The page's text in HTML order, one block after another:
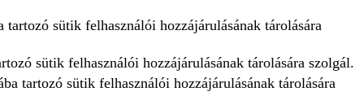
sütik felhasználói hozzájárulásának tárolására
sütik felhasználói hozzájárulásának tárolására szolgál.
tartozó sütik felhasználói hozzájárulásának tárolására